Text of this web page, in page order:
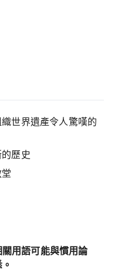
世界遺產令人驚嘆的
歷史
用語可能與慣用論